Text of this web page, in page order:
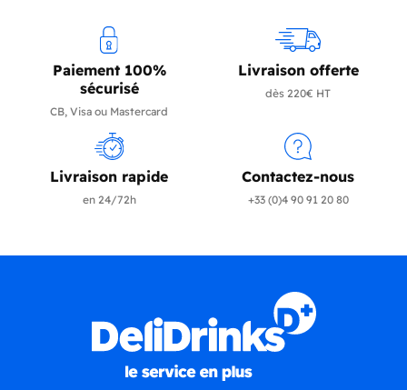
Paiement 100%
sécurisé
CB, Visa ou Mastercard
Livraison offerte
dès 220€ HT
Livraison rapide
en 24/72h
Contactez-nous
+33 (0)4 90 91 20 80